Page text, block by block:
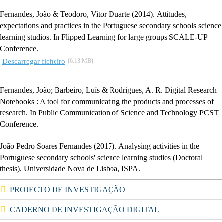
Fernandes, João & Teodoro, Vitor Duarte (2014). Attitudes,
expectations and practices in the Portuguese secondary schools science
learning studios. In Flipped Learning for large groups SCALE-UP
Conference.
Descarregar ficheiro (6.13 MB)
Fernandes, João; Barbeiro, Luís & Rodrigues, A. R. Digital Research
Notebooks : A tool for communicating the products and processes of
research. In Public Communication of Science and Technology PCST
Conference.
João Pedro Soares Fernandes (2017). Analysing activities in the
Portuguese secondary schools' science learning studios (Doctoral
thesis). Universidade Nova de Lisboa, ISPA.
PROJECTO DE INVESTIGAÇÃO
CADERNO DE INVESTIGAÇÃO DIGITAL